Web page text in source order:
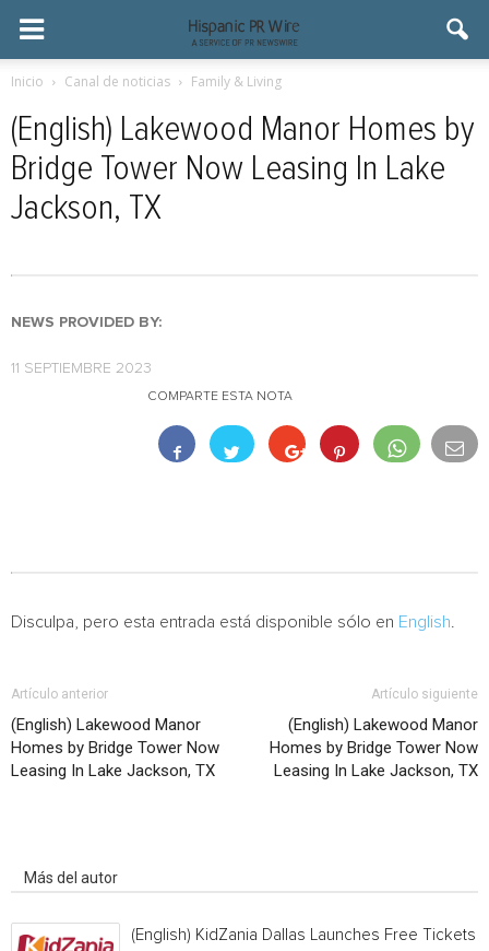
Inicio Canal de noticias Family & Living
(English) Lakewood Manor Homes by
Bridge Tower Now Leasing In Lake
Jackson, TX
NEWS PROVIDED BY:
11 SEPTIEMBRE 2023
COMPARTE ESTA NOTA
Disculpa, pero esta entrada está disponible sólo en English
Artículo anterior
(English) Lakewood Manor
Homes by Bridge Tower Now
Leasing In Lake Jackson, TX
Artículo siguiente
(English) Lakewood Manor
Homes by Bridge Tower Now
Leasing In Lake Jackson, TX
Más del autor
(English) KidZania Dallas Launches Free Tickets